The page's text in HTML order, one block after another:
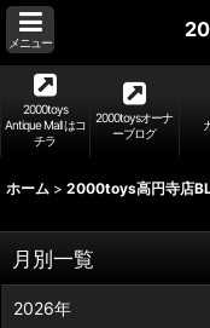
メニュー
2000toys
Antique Mall はコ
チラ
2000toysオーナ
ーブログ
ホーム > 2000toys高円寺店
月別一覧
2026年